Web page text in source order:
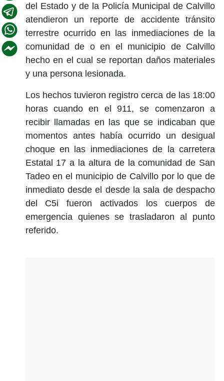
del Estado y de la Policía Municipal de Calvillo
atendieron un reporte de accidente tránsito
terrestre ocurrido en las inmediaciones de la
comunidad de o en el municipio de Calvillo
hecho en el cual se reportan daños materiales
y una persona lesionada.
Los hechos tuvieron registro cerca de las 18:00
horas cuando en el 911, se comenzaron a
recibir llamadas en las que se indicaban que
momentos antes había ocurrido un desigual
choque en las inmediaciones de la carretera
Estatal 17 a la altura de la comunidad de San
Tadeo en el municipio de Calvillo por lo que de
inmediato desde el desde la sala de despacho
del C5i fueron activados los cuerpos de
emergencia quienes se trasladaron al punto
referido.